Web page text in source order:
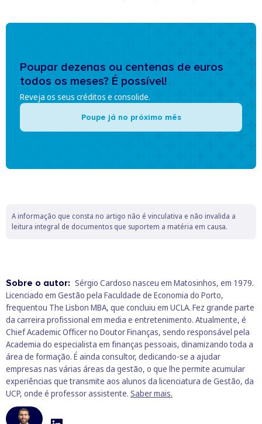
Poupar dezenas ou centenas de euros
todos os meses? É possível!
Reveja os seus créditos e consolide.
Poupe já no próximo mês
A informação que consta no artigo não é vinculativa e não invalida a
leitura integral de documentos que suportem a matéria em causa.
Sobre o autor: Sérgio Cardoso nasceu em Matosinhos, em 1979.
Licenciado em Gestão pela Faculdade de Economia do Porto,
frequentou The Lisbon MBA, que concluiu em UCLA. Fez grande parte
da carreira profissional em media e entretenimento. Atualmente, é
Chief Academic Officer no Doutor Finanças, sendo responsável pela
Academia do especialista em finanças pessoais, dinamizando toda a
área de formação. É ainda consultor, dedicando-se a ajudar
empresas nas várias áreas da gestão, o que lhe permite acumular
experiências que transmite aos alunos da licenciatura de Gestão, da
UCP, onde é professor assistente. Saber mais.